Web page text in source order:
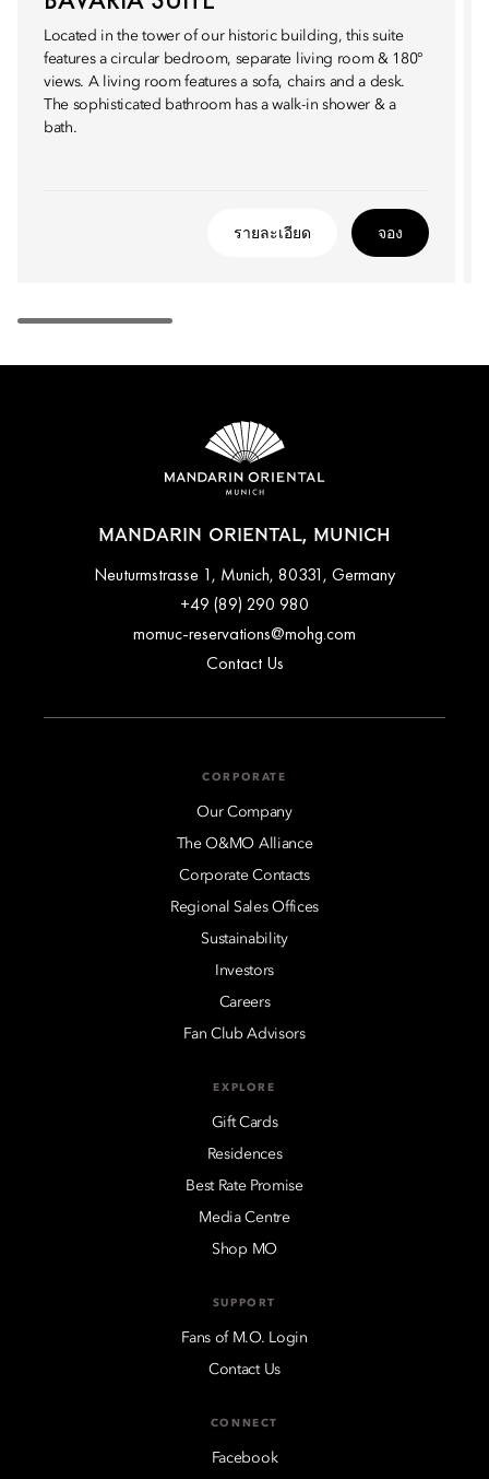
Located in the tower of our historic building, this suite
features a circular bedroom, separate living room & 180°
views. A living room features a sofa, chairs and a desk.
The sophisticated bathroom has a walk-in shower & a
bath.
รายละเอียด จอง
MANDARIN ORIENTAL, MUNICH
Neuturmstrasse 1, Munich, 80331, Germany
+49 (89) 290 980
momuc-reservations@mohg.com
Contact Us
CORPORATE
Our Company
The O&MO Alliance
Corporate Contacts
Regional Sales Offices
Sustainability
Investors
Careers
Fan Club Advisors
EXPLORE
Gift Cards
Residences
Best Rate Promise
Media Centre
Shop MO
SUPPORT
Fans of M.O. Login
Contact Us
CONNECT
Facebook